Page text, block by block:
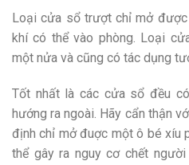
Loại cửa sổ trượt chỉ mở
khí có thể vào phòng. Loại
một nửa và cũng có tác dụng
Tốt nhất là các cửa sổ đều
hướng ra ngoài. Hãy cẩn thận
định chỉ mở đuợc một ô bé xíu
thể gây ra nguy cơ chết